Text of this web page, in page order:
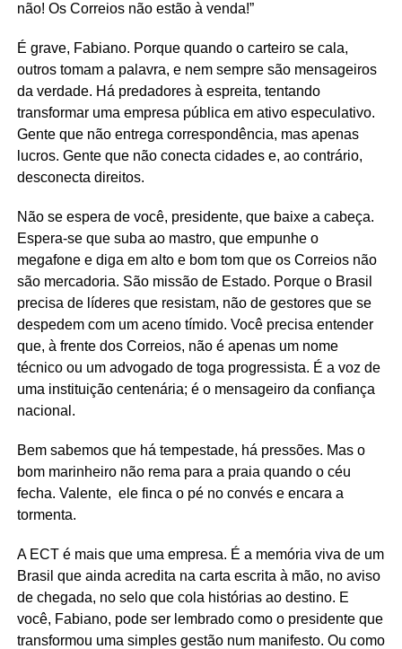
não! Os Correios não estão à venda!”
É grave, Fabiano. Porque quando o carteiro se cala,
outros tomam a palavra, e nem sempre são mensageiros
da verdade. Há predadores à espreita, tentando
transformar uma empresa pública em ativo especulativo.
Gente que não entrega correspondência, mas apenas
lucros. Gente que não conecta cidades e, ao contrário,
desconecta direitos.
Não se espera de você, presidente, que baixe a cabeça.
Espera-se que suba ao mastro, que empunhe o
megafone e diga em alto e bom tom que os Correios não
são mercadoria. São missão de Estado. Porque o Brasil
precisa de líderes que resistam, não de gestores que se
despedem com um aceno tímido. Você precisa entender
que, à frente dos Correios, não é apenas um nome
técnico ou um advogado de toga progressista. É a voz de
uma instituição centenária; é o mensageiro da confiança
nacional.
Bem sabemos que há tempestade, há pressões. Mas o
bom marinheiro não rema para a praia quando o céu
fecha. Valente, ele finca o pé no convés e encara a
tormenta.
A ECT é mais que uma empresa. É a memória viva de um
Brasil que ainda acredita na carta escrita à mão, no aviso
de chegada, no selo que cola histórias ao destino. E
você, Fabiano, pode ser lembrado como o presidente que
transformou uma simples gestão num manifesto. Ou como